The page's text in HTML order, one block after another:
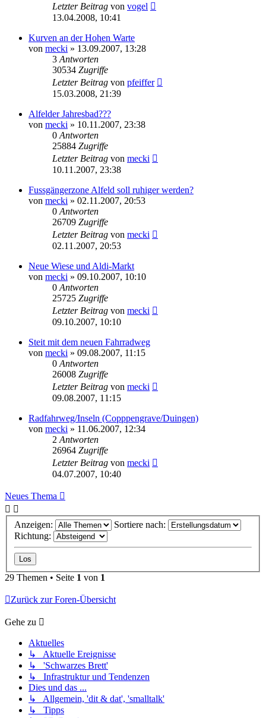
Letzter Beitrag von vogel
13.04.2008, 10:41
Kurven an der Hohen Warte
von mecki » 13.09.2007, 13:28
3 Antworten
30534 Zugriffe
Letzter Beitrag von pfeiffer
15.03.2008, 21:39
Alfelder Jahresbad???
von mecki » 10.11.2007, 23:38
0 Antworten
25884 Zugriffe
Letzter Beitrag von mecki
10.11.2007, 23:38
Fussgängerzone Alfeld soll ruhiger werden?
von mecki » 02.11.2007, 20:53
0 Antworten
26709 Zugriffe
Letzter Beitrag von mecki
02.11.2007, 20:53
Neue Wiese und Aldi-Markt
von mecki » 09.10.2007, 10:10
0 Antworten
25725 Zugriffe
Letzter Beitrag von mecki
09.10.2007, 10:10
Steit mit dem neuen Fahrradweg
von mecki » 09.08.2007, 11:15
0 Antworten
26008 Zugriffe
Letzter Beitrag von mecki
09.08.2007, 11:15
Radfahrweg/Inseln (Copppengrave/Duingen)
von mecki » 11.06.2007, 12:34
2 Antworten
26964 Zugriffe
Letzter Beitrag von mecki
04.07.2007, 10:40
Neues Thema
Anzeigen:
Sortiere nach:
Richtung:
29 Themen • Seite 1 von 1
Zurück zur Foren-Übersicht
Gehe zu
Aktuelles
↳ Aktuelle Ereignisse
↳ 'Schwarzes Brett'
↳ Infrastruktur und Tendenzen
Dies und das ...
↳ Allgemein, 'dit & dat', 'smalltalk'
↳ Tipps